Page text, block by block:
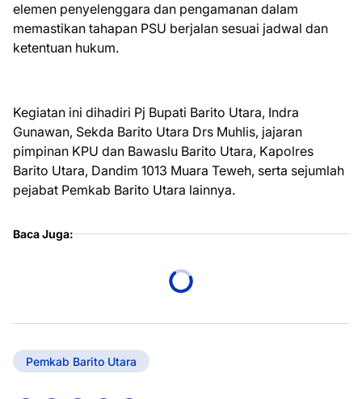
elemen penyelenggara dan pengamanan dalam
memastikan tahapan PSU berjalan sesuai jadwal dan
ketentuan hukum.
Kegiatan ini dihadiri Pj Bupati Barito Utara, Indra
Gunawan, Sekda Barito Utara Drs Muhlis, jajaran
pimpinan KPU dan Bawaslu Barito Utara, Kapolres
Barito Utara, Dandim 1013 Muara Teweh, serta sejumlah
pejabat Pemkab Barito Utara lainnya.
Baca Juga:
Pemkab Barito Utara